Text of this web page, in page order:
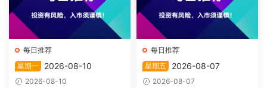
每日推荐
星期一
2026-08-10
2026-08-10
每日推荐
星期五
2026-08-07
2026-08-07